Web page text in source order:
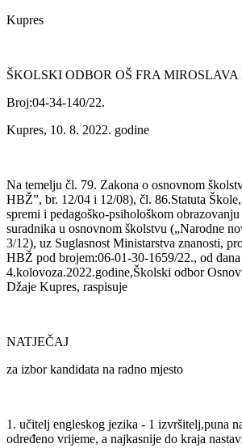
Kupres
ŠKOLSKI ODBOR OŠ FRA MIROSLAVA
Broj:04-34-140/22.
Kupres, 10. 8. 2022. godine
Na temelju čl. 79. Zakona o osnovnom
HBŽ”, br. 12/04 i 12/08), čl. 86.Statuta
spremi i pedagoško-psihološkom
suradnika u osnovnom školstvu („Narodne
3/12), uz Suglasnost Ministarstva znanosti,
HBŽ pod brojem:06-01-30-1659/22., od dana
4.kolovoza.2022.godine,Školski odbor
Džaje Kupres, raspisuje
NATJEČAJ
za izbor kandidata na radno mjesto
1. učitelj engleskog jezika - 1 izvršitelj,puna
određeno vrijeme, a najkasnije do kraja